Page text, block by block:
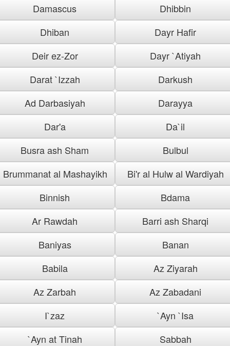
Damascus
Dhibbin
Dhiban
Dayr Hafir
Deir ez-Zor
Dayr `Atiyah
Darat `Izzah
Darkush
Ad Darbasiyah
Darayya
Dar'a
Da`il
Busra ash Sham
Bulbul
Brummanat al Mashayikh
Bi'r al Hulw al Wardiyah
Binnish
Bdama
Ar Rawdah
Barri ash Sharqi
Baniyas
Banan
Babila
Az Ziyarah
Az Zarbah
Az Zabadani
I`zaz
`Ayn `Isa
`Ayn at Tinah
Sabbah